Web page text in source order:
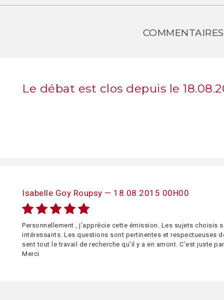
COMMENTAIRES
Le débat est clos depuis le
Isabelle Goy Roupsy — 18.08.2015 00H00
Personnellement , j'apprécie cette émission. Les sujets choisis
intéressants. Les questions sont pertinentes et respectueuses
sent tout le travail de recherche qu'il y a en amont. C'est juste
Merci